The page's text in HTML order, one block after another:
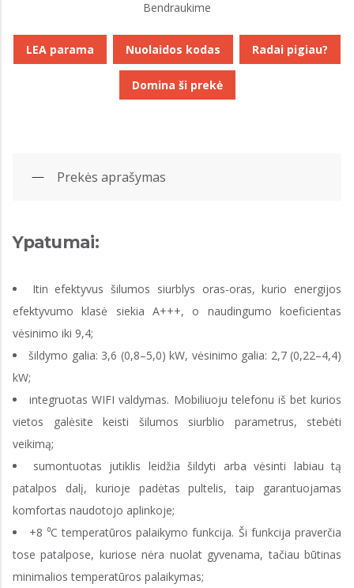
Bendraukime
LEA parama Nuolaidos kodas Radai pigiau?
Domina ši prekė
Prekės aprašymas
Ypatumai:
Itin efektyvus šilumos siurblys oras-oras, kurio energijos
efektyvumo klasė siekia A+++, o naudingumo koeficientas
vėsinimo iki 9,4;
šildymo galia: 3,6 (0,8–5,0) kW, vėsinimo galia: 2,7 (0,22–4,4)
kW;
integruotas WIFI valdymas. Mobiliuoju telefonu iš bet kurios
vietos galėsite keisti šilumos siurblio parametrus, stebėti
veikimą;
sumontuotas jutiklis leidžia šildyti arba vėsinti labiau tą
patalpos dalį, kurioje padėtas pultelis, taip garantuojamas
komfortas naudotojo aplinkoje;
+8 ⁰C temperatūros palaikymo funkcija. Ši funkcija praverčia
tose patalpose, kuriose nėra nuolat gyvenama, tačiau būtinas
minimalios temperatūros palaikymas;